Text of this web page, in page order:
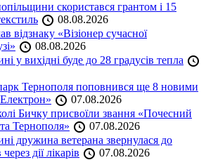
скористався грантом і 15
08.08.2026
відзнаку «Візіонер сучасної
08.08.2026
у вихідні буде до 28 градусів тепла
Тернополя поповнився ще 8 новими
07.08.2026
Бичку присвоїли звання «Почесний
Тернополя»
07.08.2026
дружина ветерана звернулася до
дії лікарів
07.08.2026